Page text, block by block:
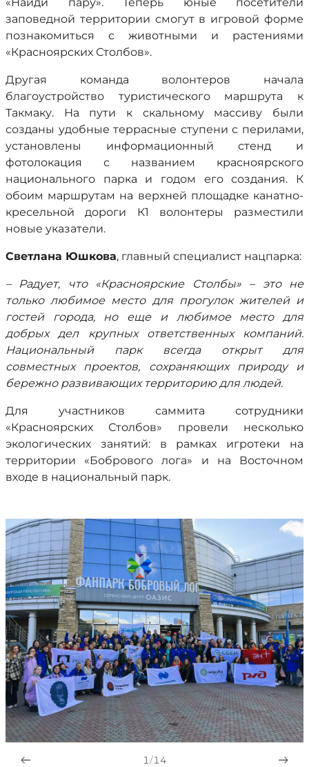
заповедной территории смогут в игровой форме
познакомиться с животными и растениями
«Красноярских Столбов».
Другая команда волонтеров начала
благоустройство туристического маршрута к
Такмаку. На пути к скальному массиву были
созданы удобные террасные ступени с перилами,
установлены информационный стенд и
фотолокация с названием красноярского
национального парка и годом его создания. К
обоим маршрутам на верхней площадке канатно-
кресельной дороги К1 волонтеры разместили
новые указатели.
Светлана Юшкова, главный специалист нацпарка:
– Радует, что «Красноярские Столбы» – это не
только любимое место для прогулок жителей и
гостей города, но еще и любимое место для
добрых дел крупных ответственных компаний.
Национальный парк всегда открыт для
совместных проектов, сохраняющих природу и
бережно развивающих территорию для людей.
Для участников саммита сотрудники
«Красноярских Столбов» провели несколько
экологических занятий: в рамках игротеки на
территории «Бобрового лога» и на Восточном
входе в национальный парк.
1/14